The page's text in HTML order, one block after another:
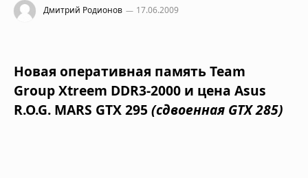
Дмитрий Родионов 17.06.2009
Новая оперативная памятьTeam
GroupXtreem DDR3-2000 и цена Asus
R.O.G. MARS GTX 295(сдвоенная GTX 285)